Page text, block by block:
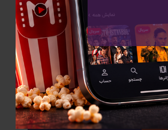
خبرنامه